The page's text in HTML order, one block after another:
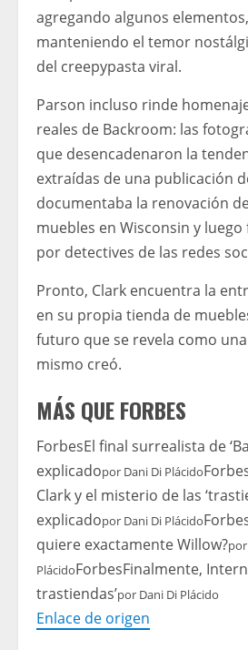
agregando algunos
manteniendo el temor
del creepypasta viral.
Parson incluso rinde
reales de Backroom: las
que desencadenaron la
extraídas de una publicación
documentaba la renovación
muebles en Wisconsin y
por detectives de las redes
Pronto, Clark encuentra la
en su propia tienda de
futuro que se revela como
mismo creó.
MÁS QUE FORBES
ForbesEl final surrealista de
explicadopor Dani Di Plácido
Clark y el misterio de las
explicadopor Dani Di Plácido
quiere exactamente Willow?por
PlácidoForbesFinalmente,
trastiendas’por Dani Di Plácido
Enlace de origen